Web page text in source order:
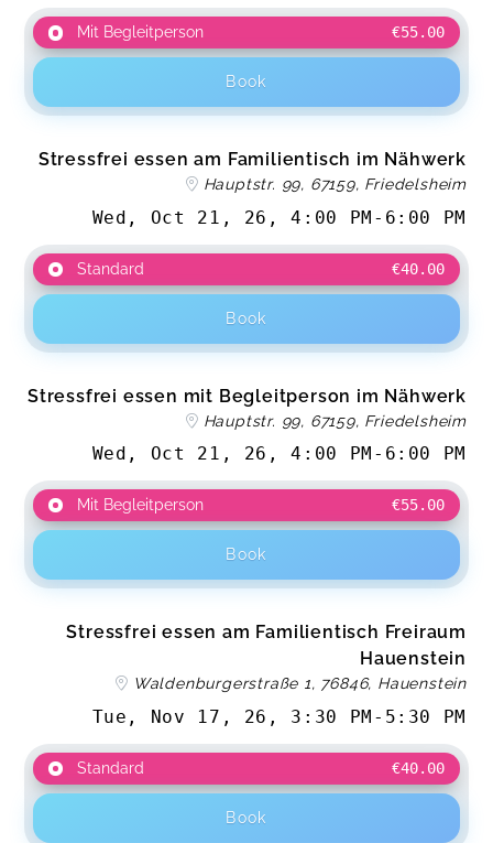
Mit Begleitperson €55.00
Book
Stressfrei essen am Familientisch im Nähwerk
Hauptstr. 99, 67159, Friedelsheim
Wed, Oct 21, 26 ,4:00 PM - 6:00 PM
Standard €40.00
Book
Stressfrei essen mit Begleitperson im Nähwerk
Hauptstr. 99, 67159, Friedelsheim
Wed, Oct 21, 26 ,4:00 PM - 6:00 PM
Mit Begleitperson €55.00
Book
Stressfrei essen am Familientisch Freiraum
Hauenstein
Waldenburgerstraße 1, 76846, Hauenstein
Tue, Nov 17, 26 , 3:30 PM - 5:30 PM
Standard €40.00
Book